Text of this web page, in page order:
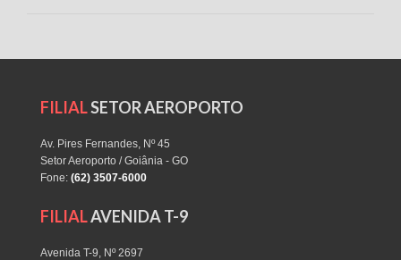
FILIALSETOR AEROPORTO
Av. Pires Fernandes, Nº 45
Setor Aeroporto / Goiânia - GO
Fone: (62) 3507-6000
FILIALAVENIDA T-9
Avenida T-9, Nº 2697